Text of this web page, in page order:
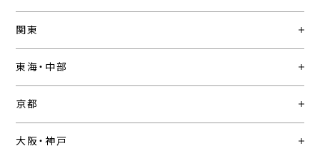
関東
東海・中部
京都
大阪・神戸